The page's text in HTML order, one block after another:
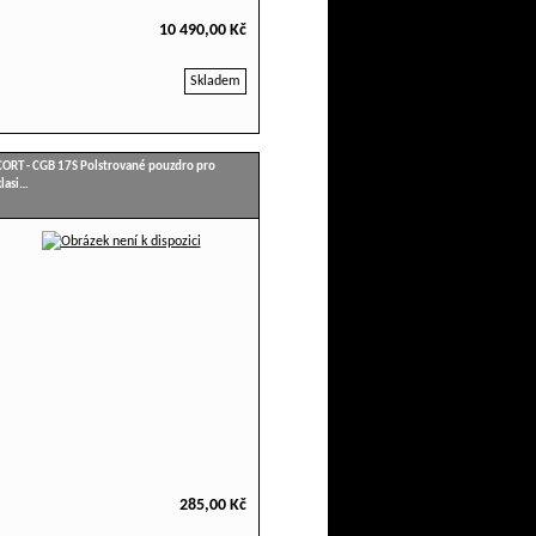
10 490,00 Kč
Skladem
- CGB 17S Polstrované pouzdro pro
285,00 Kč